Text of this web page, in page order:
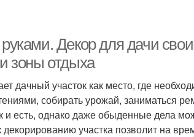
Декор для дачи
зоны отдыха
дачный участок как место, где
собирать урожай, заниматься
и есть, однако даже обыденные дела
участка позволит на